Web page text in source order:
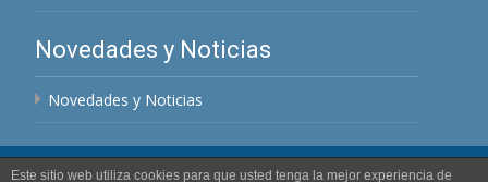
Novedades y Noticias
Novedades y Noticias
Este sitio web utiliza cookies para que usted tenga la mejor experiencia de